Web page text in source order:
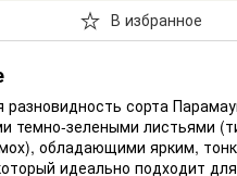
В избранное
разновидность сорта
темно-зелеными листьями
обладающими ярким,
идеально подходит